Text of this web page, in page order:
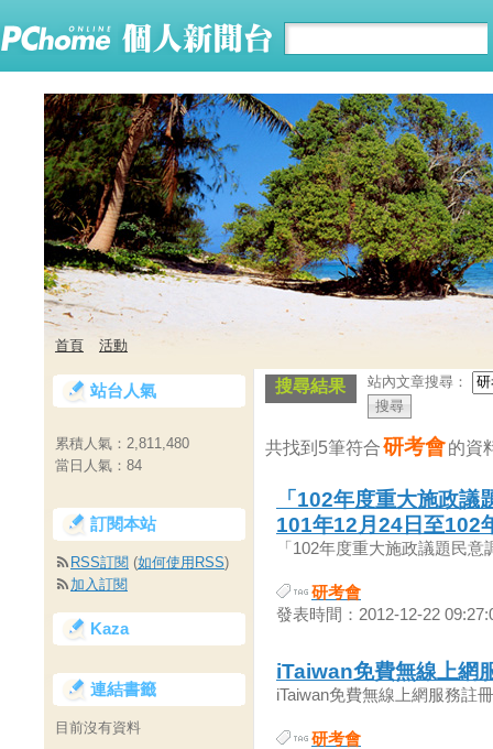
首頁 活動
搜尋結果 站內文章搜尋：
共找到5筆符合研考會的資
「102年度重大施政
101年12月24日至102
「102年度重大施政議題民意
研考會
發表時間：2012-12-22
iTaiwan免費無線上網
iTaiwan免費無線上網服務註
研考會
站台人氣
累積人氣： 2,811,480
當日人氣： 84
訂閱本站
RSS訂閱 (如何使用RSS)
加入訂閱
Kaza
連結書籤
目前沒有資料